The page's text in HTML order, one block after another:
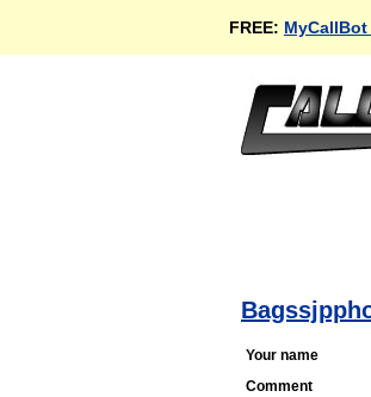
FREE:
Your name
Comment